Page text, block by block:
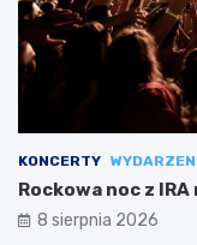
KONCERTY
Rockowa noc z
8 sierpnia 2026